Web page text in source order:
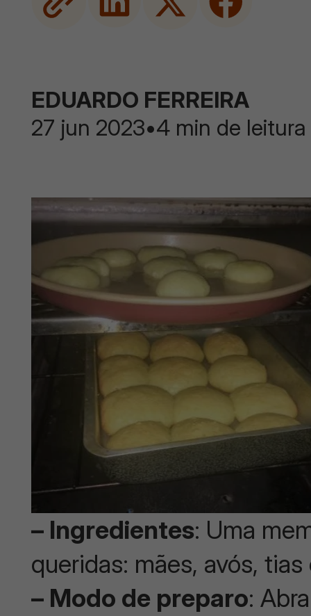
EDUARDO FERREIRA
27 jun 2023•4 min de leitura
– Ingredientes: Uma
queridas: mães, avós,
– Modo de preparo: